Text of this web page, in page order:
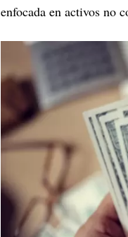
enfocada en activos no